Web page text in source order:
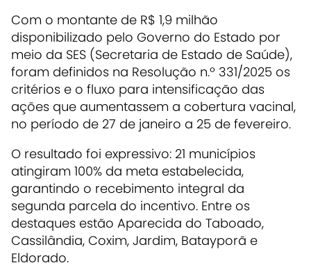
Com o montante de R$ 1,9 milhão
disponibilizado pelo Governo do Estado por
meio da SES (Secretaria de Estado de Saúde),
foram definidos na Resolução n.º 331/2025 os
critérios e o fluxo para intensificação das
ações que aumentassem a cobertura vacinal,
no período de 27 de janeiro a 25 de fevereiro.
O resultado foi expressivo: 21 municípios
atingiram 100% da meta estabelecida,
garantindo o recebimento integral da
segunda parcela do incentivo. Entre os
destaques estão Aparecida do Taboado,
Cassilândia, Coxim, Jardim, Batayporã e
Eldorado.